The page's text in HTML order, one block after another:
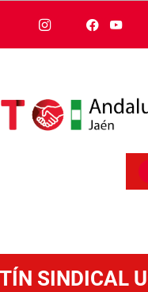
SINDICAL